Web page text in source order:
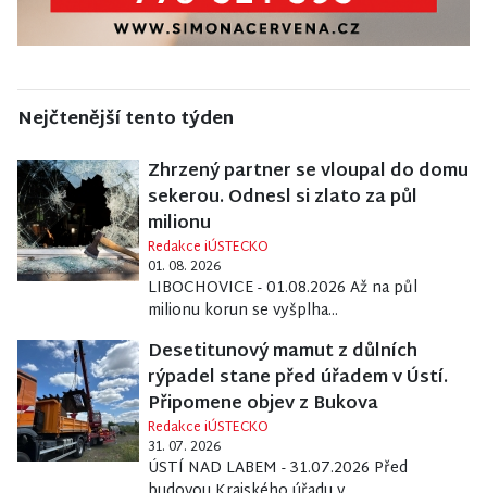
Nejčtenější tento týden
Zhrzený partner se vloupal do domu
sekerou. Odnesl si zlato za půl
milionu
Redakce iÚSTECKO
01. 08. 2026
LIBOCHOVICE - 01.08.2026 Až na půl
milionu korun se vyšplha...
Desetitunový mamut z důlních
rýpadel stane před úřadem v Ústí.
Připomene objev z Bukova
Redakce iÚSTECKO
31. 07. 2026
ÚSTÍ NAD LABEM - 31.07.2026 Před